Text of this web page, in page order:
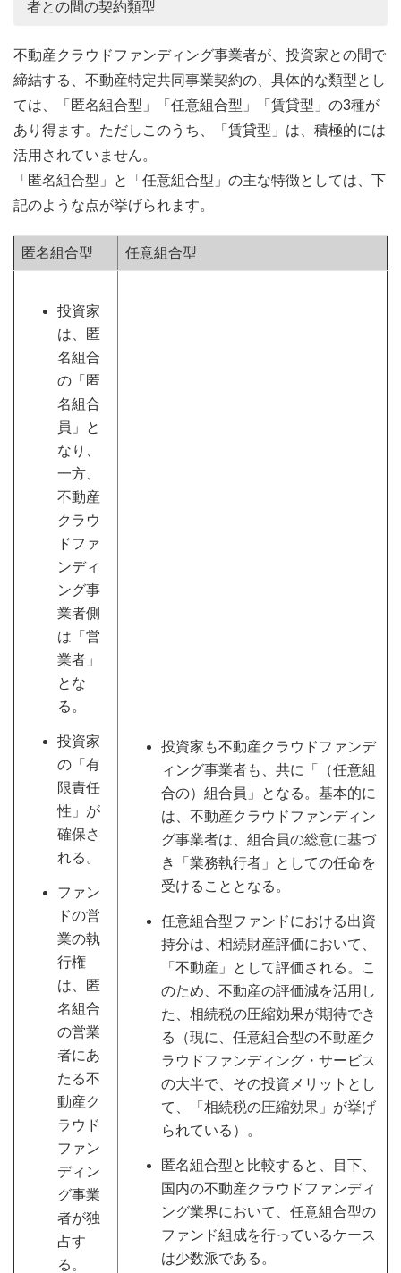
者との間の契約類型
不動産クラウドファンディング事業者が、投資家との間で
締結する、不動産特定共同事業契約の、具体的な類型とし
ては、「匿名組合型」「任意組合型」「賃貸型」の3種が
あり得ます。ただしこのうち、「賃貸型」は、積極的には
活用されていません。
「匿名組合型」と「任意組合型」の主な特徴としては、下
記のような点が挙げられます。
匿名組合型 任意組合型
投資家
は、匿
名組合
の「匿
名組合
員」と
なり、
一方、
不動産
クラウ
ドファ
ンディ
ング事
業者側
は「営
業者」
とな
る。
投資家
の「有
限責任
性」が
確保さ
れる。
ファン
ドの営
業の執
行権
は、匿
名組合
の営業
者にあ
たる不
動産ク
ラウド
ファン
ディン
グ事業
者が独
占す
る。
投資家も不動産クラウドファンデ
ィング事業者も、共に「（任意組
合の）組合員」となる。基本的に
は、不動産クラウドファンディン
グ事業者は、組合員の総意に基づ
き「業務執行者」としての任命を
受けることとなる。
任意組合型ファンドにおける出資
持分は、相続財産評価において、
「不動産」として評価される。こ
のため、不動産の評価減を活用し
た、相続税の圧縮効果が期待でき
る（現に、任意組合型の不動産ク
ラウドファンディング・サービス
の大半で、その投資メリットとし
て、「相続税の圧縮効果」が挙げ
られている）。
匿名組合型と比較すると、目下、
国内の不動産クラウドファンディ
ング業界において、任意組合型の
ファンド組成を行っているケース
は少数派である。